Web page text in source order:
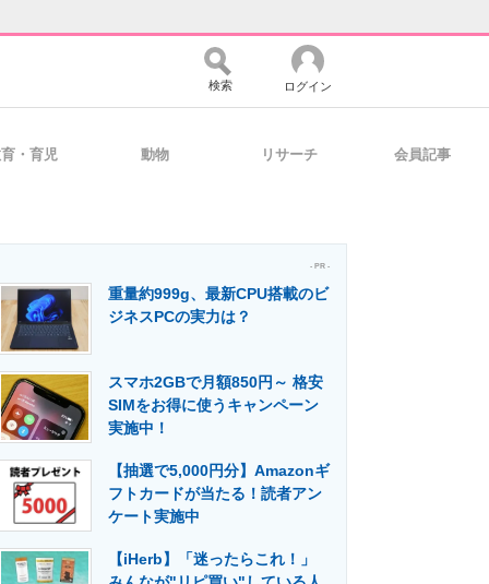
ミュニティ マーケ×ITの今がよく分かる
活用を支援
メディア 建設×テクノロジーの最前線
検索 ログイン
・育児 動物 リサーチ 会員記事
- PR -
重量約999g、最新CPU搭載のビ
ジネスPCの実力は？
スマホ2GBで月額850円～ 格安
SIMをお得に使うキャンペーン
実施中！
【抽選で5,000円分】Amazonギ
フトカードが当たる！読者アン
ケート実施中
【iHerb】「迷ったらこれ！」